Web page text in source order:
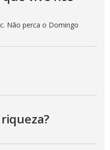
Não perca o Domingo